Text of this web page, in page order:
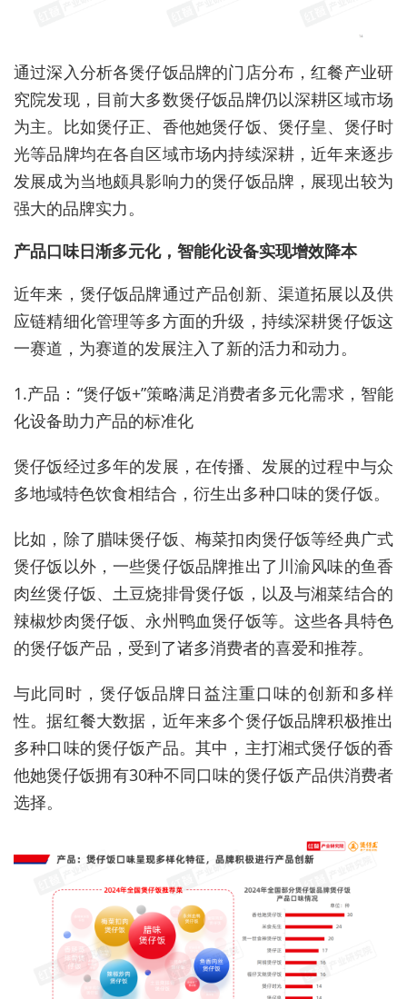
通过深入分析各煲仔饭品牌的门店分布，红餐产业研
究院发现，目前大多数煲仔饭品牌仍以深耕区域市场
为主。比如煲仔正、香他她煲仔饭、煲仔皇、煲仔时
光等品牌均在各自区域市场内持续深耕，近年来逐步
发展成为当地颇具影响力的煲仔饭品牌，展现出较为
强大的品牌实力。
产品口味日渐多元化，智能化设备实现增效降本
近年来，煲仔饭品牌通过产品创新、渠道拓展以及供
应链精细化管理等多方面的升级，持续深耕煲仔饭这
一赛道，为赛道的发展注入了新的活力和动力。
1.产品：“煲仔饭+”策略满足消费者多元化需求，智能
化设备助力产品的标准化
煲仔饭经过多年的发展，在传播、发展的过程中与众
多地域特色饮食相结合，衍生出多种口味的煲仔饭。
比如，除了腊味煲仔饭、梅菜扣肉煲仔饭等经典广式
煲仔饭以外，一些煲仔饭品牌推出了川渝风味的鱼香
肉丝煲仔饭、土豆烧排骨煲仔饭，以及与湘菜结合的
辣椒炒肉煲仔饭、永州鸭血煲仔饭等。这些各具特色
的煲仔饭产品，受到了诸多消费者的喜爱和推荐。
与此同时，煲仔饭品牌日益注重口味的创新和多样
性。据红餐大数据，近年来多个煲仔饭品牌积极推出
多种口味的煲仔饭产品。其中，主打湘式煲仔饭的香
他她煲仔饭拥有30种不同口味的煲仔饭产品供消费者
选择。